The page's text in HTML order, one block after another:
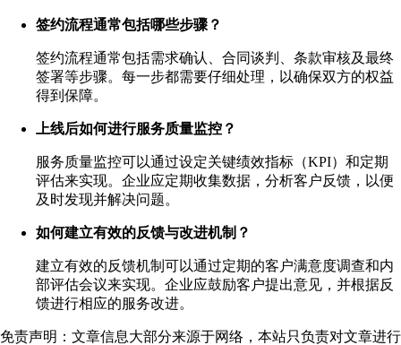
签约流程通常包括哪些步骤？
签约流程通常包括需求确认、合同谈判、条款审核及最终
签署等步骤。每一步都需要仔细处理，以确保双方的权益
得到保障。
上线后如何进行服务质量监控？
服务质量监控可以通过设定关键绩效指标（KPI）和定期
评估来实现。企业应定期收集数据，分析客户反馈，以便
及时发现并解决问题。
如何建立有效的反馈与改进机制？
建立有效的反馈机制可以通过定期的客户满意度调查和内
部评估会议来实现。企业应鼓励客户提出意见，并根据反
馈进行相应的服务改进。
免责声明：文章信息大部分来源于网络，本站只负责对文章进行